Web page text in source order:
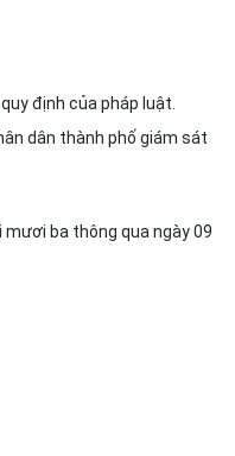
yđịnh của pháp luật.
dân thành phố giám sát
mươi ba thông qua ngày 09